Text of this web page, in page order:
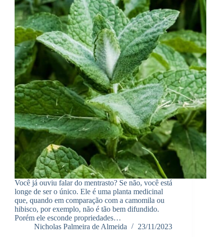
Você já ouviu falar do mentrasto? Se não, você está
longe de ser o único. Ele é uma planta medicinal
que, quando em comparação com a camomila ou
hibisco, por exemplo, não é tão bem difundido.
Porém ele esconde propriedades…
Nicholas Palmeira de Almeida
23/11/2023